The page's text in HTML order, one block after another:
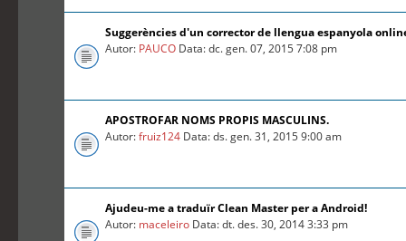
Suggerències d'un corrector de llengua espanyola
Autor: PAUCO Data: dc. gen. 07, 2015 7:08 pm
APOSTROFAR NOMS PROPIS MASCULINS.
Autor:fruiz124 Data: ds. gen. 31, 2015 9:00 am
Ajudeu-me a traduïr Clean Master per a Android!
Autor: maceleiro Data: dt. des. 30, 2014 3:33 pm